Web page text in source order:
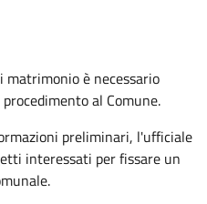
matrimonio è necessario
al Comune.
preliminari, l'ufficiale
interessati per fissare un